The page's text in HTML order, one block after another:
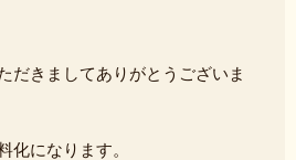
だきましてありがとうございま
化になります。